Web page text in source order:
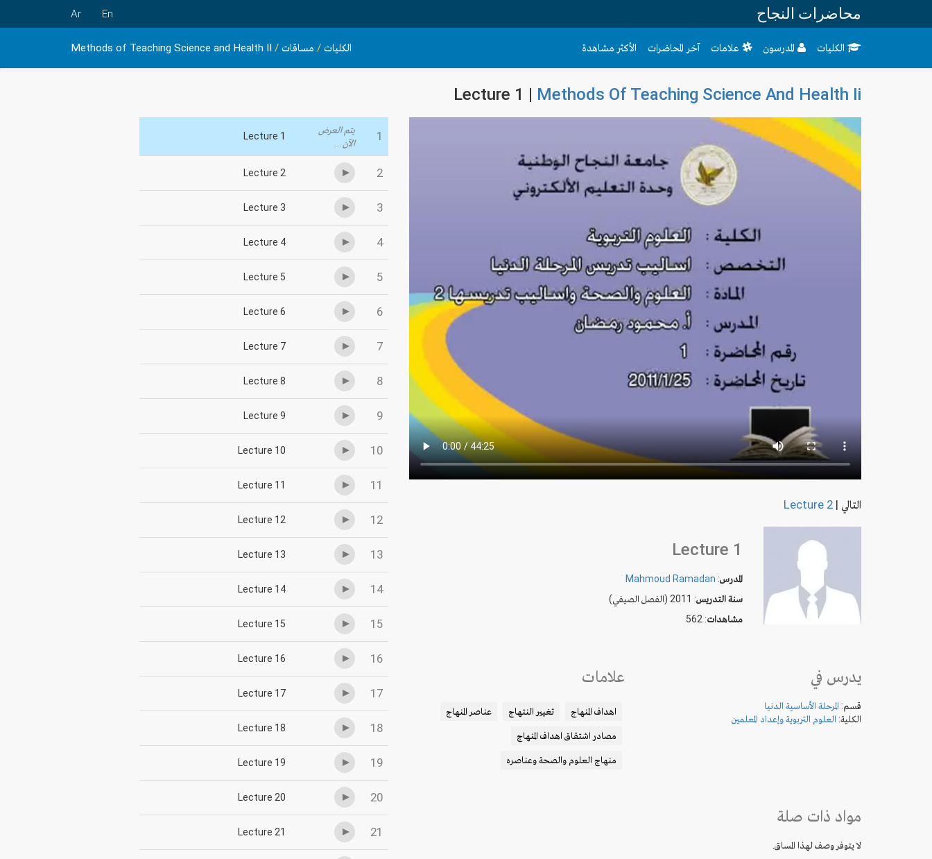
محاضرات النجاح En
Ar
الكليات المدرسون علامات آخر المحاضرات الأكثر مشاهدة الكليات / مساقات /
Methods of Teaching Science and Health II
Lecture 1 | Methods Of Teaching Science And Health Ii
التالي |
Lecture 2
Lecture 1
المدرس:
Mahmoud Ramadan
سنة التدريس: 2011 (الفصل الصيفي)
مشاهدات: 562
يدرس في
قسم: المرحلة الأساسية الدنيا
الكلية: العلوم التربوية وإعداد المعلمين
علامات
اهداف المنهاج تغيير النتهاج عناصر المنهاج
مصادر اشتقاق اهداف المنهاج
منهاج العلوم والصحة وعناصره
مواد ذات صلة
لا يتوفر وصف لهذا المساق.
1
يتم العرض
الآن...
Lecture 1
2
Lecture 2
3
Lecture 3
4
Lecture 4
5
Lecture 5
6
Lecture 6
7
Lecture 7
8
Lecture 8
9
Lecture 9
10
Lecture 10
11
Lecture 11
12
Lecture 12
13
Lecture 13
14
Lecture 14
15
Lecture 15
16
Lecture 16
17
Lecture 17
18
Lecture 18
19
Lecture 19
20
Lecture 20
21
Lecture 21